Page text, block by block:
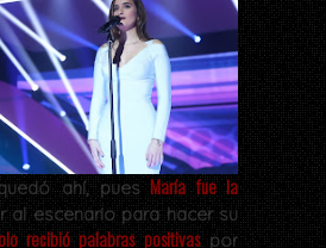
ahí, puesMaría fue la
al escenario para hacer su
recibió palabras positivaspor